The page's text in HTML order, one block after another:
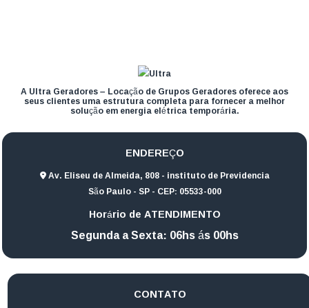
A Ultra Geradores – Locação de Grupos Geradores oferece aos
seus clientes uma estrutura completa para fornecer a melhor
solução em energia elétrica temporária.
ENDEREÇO
Av. Eliseu de Almeida, 808 - instituto de Previdencia
São Paulo - SP - CEP: 05533-000
Horário de ATENDIMENTO
Segunda a Sexta: 06hs ás 00hs
CONTATO